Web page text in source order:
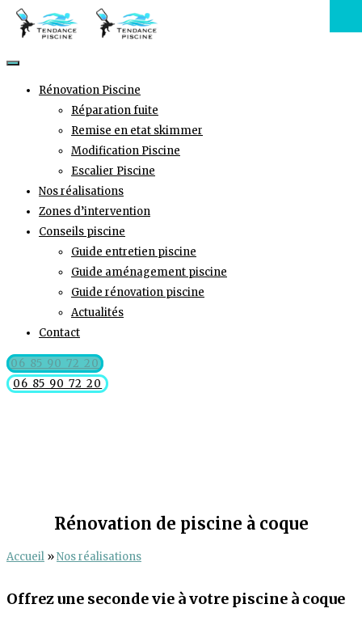
Rénovation Piscine
Réparation fuite
Remise en etat skimmer
Modification Piscine
Escalier Piscine
Nos réalisations
Zones d’intervention
Conseils piscine
Guide entretien piscine
Guide aménagement piscine
Guide rénovation piscine
Actualités
Contact
06 85 90 72 20
06 85 90 72 20
Rénovation de piscine à coque
Accueil »Nos réalisations
Offrez une seconde vie à votre piscine à coque